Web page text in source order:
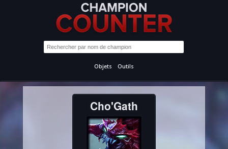
Objets Outils
Cho'Gath